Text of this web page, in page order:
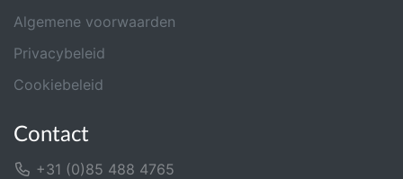
Algemene voorwaarden
Privacybeleid
Cookiebeleid
Contact
+31 (0)85 488 4765